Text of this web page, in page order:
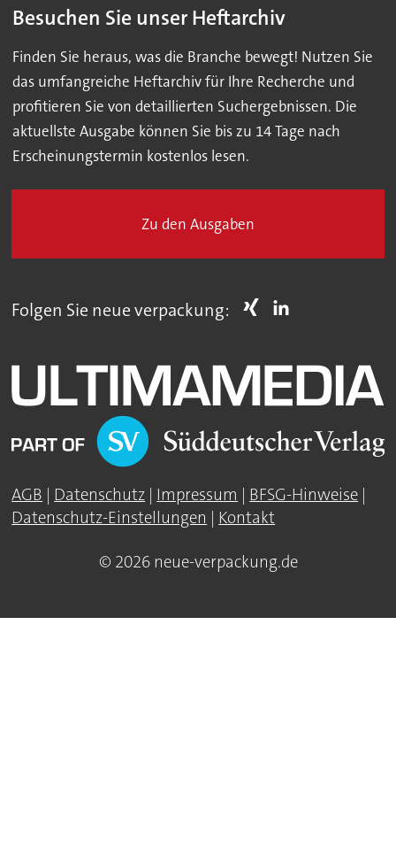
Besuchen Sie unser Heftarchiv
Finden Sie heraus, was die Branche bewegt! Nutzen Sie
das umfangreiche Heftarchiv für Ihre Recherche und
profitieren Sie von detaillierten Suchergebnissen. Die
aktuellste Ausgabe können Sie bis zu 14 Tage nach
Erscheinungstermin kostenlos lesen.
Zu den Ausgaben
Folgen Sie neue verpackung:
AGB | Datenschutz | Impressum | BFSG-Hinweise |
Datenschutz-Einstellungen | Kontakt
© 2026 neue-verpackung.de